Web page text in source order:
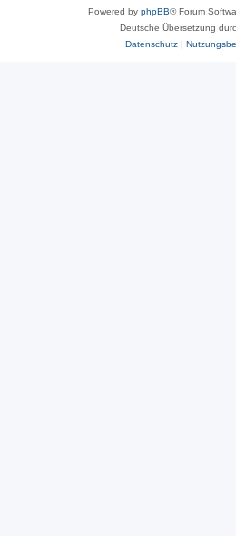
Powered by phpBB® Forum
Deutsche Übersetzung
Datenschutz|